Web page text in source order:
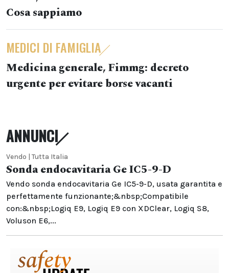
Cosa sappiamo
MEDICI DI FAMIGLIA
Medicina generale, Fimmg: decreto
urgente per evitare borse vacanti
ANNUNCI
Vendo | Tutta Italia
Sonda endocavitaria Ge IC5-9-D
Vendo sonda endocavitaria Ge IC5-9-D, usata garantita e
perfettamente funzionante;&nbsp;Compatibile
con:&nbsp;Logiq E9, Logiq E9 con XDClear, Logiq S8,
Voluson E6,...